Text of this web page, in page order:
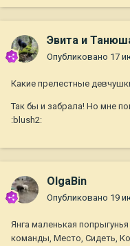
Эвита и
Опубликовано 17
Какие прелестные
Так бы и забрала! Но мне
:blush2:
OlgaBin
Опубликовано 19
Янга маленькая
команды, Место, Сидеть,